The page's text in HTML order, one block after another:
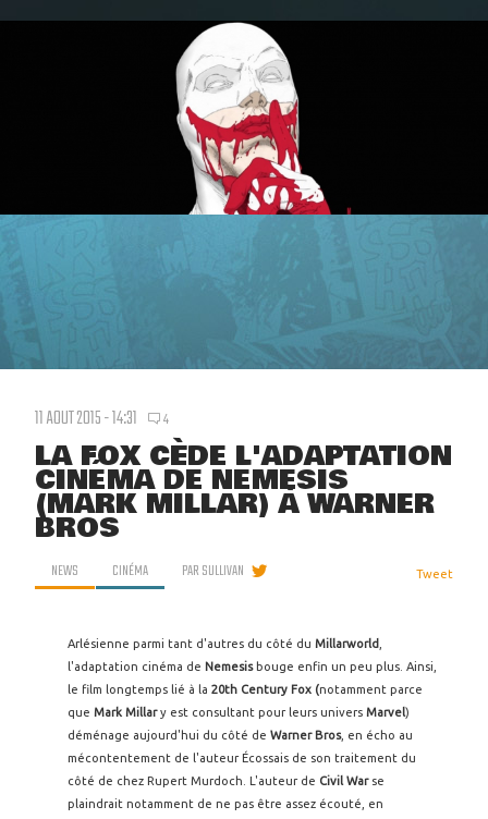
11 AOUT 2015 - 14:31 4
LA FOX CÈDE L'ADAPTATION
CINÉMA DE NEMESIS
(MARK MILLAR) À WARNER
BROS
NEWS CINÉMA PARSULLIVAN Tweet
Arlésienne parmi tant d'autres du côté du Millarworld
l'adaptation cinéma de Nemesisbouge enfin un peu plus. Ainsi,
le film longtemps lié à la 20th Century Fox (notamment parce
que Mark Millary est consultant pour leurs univers Marvel)
déménage aujourd'hui du côté de Warner Bros, en écho au
mécontentement de l'auteur Écossais de son traitement du
côté de chez Rupert Murdoch. L'auteur de Civil Warse
plaindrait notamment de ne pas être assez écouté, en